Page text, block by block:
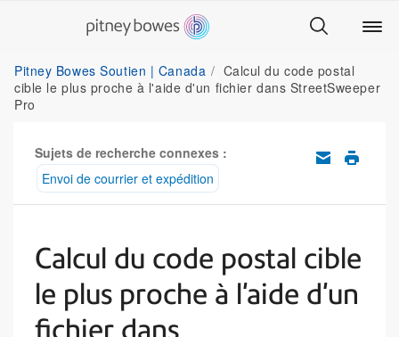
Pitney Bowes Soutien | Canada
Calcul du code postal
cible le plus proche à l'aide d'un fichier dans StreetSweeper
Pro
Sujets de recherche connexes :
Envoi de courrier et expédition
Calcul du code postal cible
le plus proche à l'aide d'un
fichier dans